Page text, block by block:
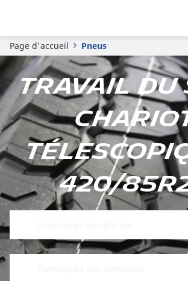
Page d'accueil Pneus
Travail du
420/